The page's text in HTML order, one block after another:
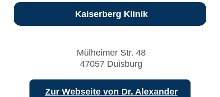
Kaiserberg Klinik
Mülheimer Str. 48
47057 Duisburg
Zur Webseite von Dr. Alexander